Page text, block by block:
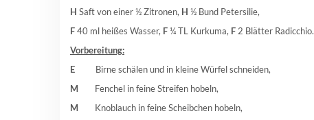
H Saft von einer ½ Zitronen, H ½ Bund Petersilie,
F40 ml heißes Wasser, F ¼ TL Kurkuma, F 2 Blätter Radicchio.
Vorbereitung:
E Birne schälen und in kleine Würfel schneiden,
M Fenchel in feine Streifen hobeln,
M Knoblauch in feine Scheibchen hobeln,